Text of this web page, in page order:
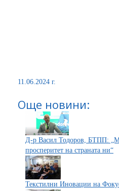
11.06.2024 г.
Още новини:
Д-р Васил Тодоров, БТПП:
просперитет на страната ни“
Текстилни Иновации на